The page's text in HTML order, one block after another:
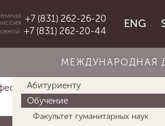
+7 (831) 262-26-20
+7 (831) 262-20-44
ENG
МЕЖДУНАРОДНАЯ
Программы
Об университете
Абитуриенту
Обучение
Факультет гуманитарных наук